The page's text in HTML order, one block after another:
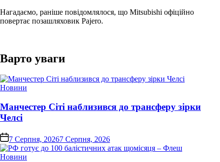
Нагадаємо, раніше повідомлялося, що Mitsubishi офіційно
повертає позашляховик Pajero.
Варто уваги
Опублікувати
Новини
Манчестер Сіті наблизився до трансферу зірки
Челсі
on 7 Серпня, 20267 Серпня, 2026
Опублікувати
Новини